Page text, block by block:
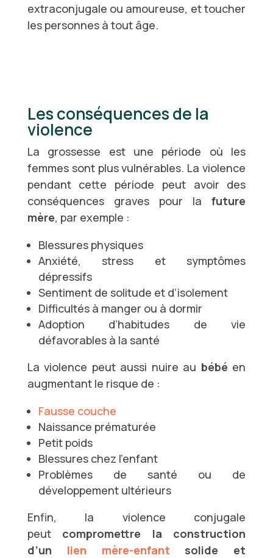
extraconjugale ou amoureuse, et toucher
les personnes à tout âge.
Les conséquences de la
violence
La grossesse est une période où les
femmes sont plus vulnérables. La violence
pendant cette période peut avoir des
conséquences graves pour lafuture
mère, par exemple :
Blessures physiques
Anxiété, stress et symptômes
dépressifs
Sentiment de solitude et d’isolement
Difficultés à manger ou à dormir
Adoption d’habitudes de vie
défavorables à la santé
La violence peut aussi nuire au bébé en
augmentant le risque de :
Fausse couche
Naissance prématurée
Petit poids
Blessures chez l’enfant
Problèmes de santé ou de
développement ultérieurs
Enfin, la violence conjugale
peut compromettre la construction
d’un lien mère-enfant
solide et